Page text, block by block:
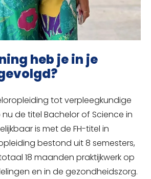
heb je in je
tot verpleegkundige
de titel Bachelor of Science in
is met de FH-titel in
bestond uit 8 semesters,
18 maanden praktijkwerk op
en in de gezondheidszorg.